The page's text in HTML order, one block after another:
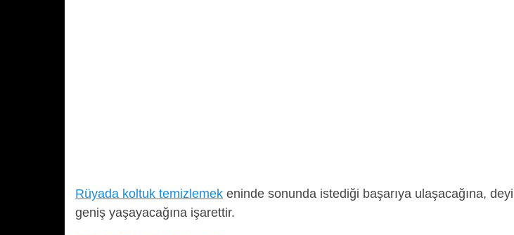
Rüyada koltuk temizlemek eninde sonunda istediği başarıya ulaşacağına,
geniş yaşayacağına işarettir.